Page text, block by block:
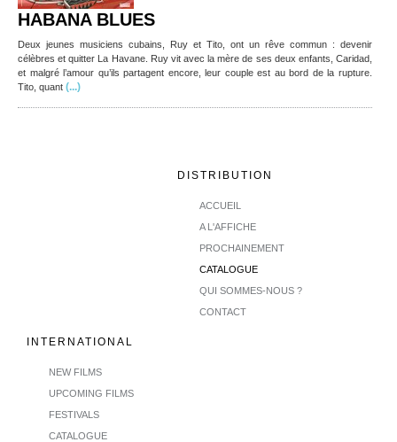
HABANA BLUES
Deux jeunes musiciens cubains, Ruy et Tito, ont un rêve commun : devenir
célèbres et quitter La Havane. Ruy vit avec la mère de ses deux enfants, Caridad,
et malgré l’amour qu’ils partagent encore, leur couple est au bord de la rupture.
Tito, quant (...)
DISTRIBUTION
ACCUEIL
A L'AFFICHE
PROCHAINEMENT
CATALOGUE
QUI SOMMES-NOUS ?
CONTACT
INTERNATIONAL
NEW FILMS
UPCOMING FILMS
FESTIVALS
CATALOGUE